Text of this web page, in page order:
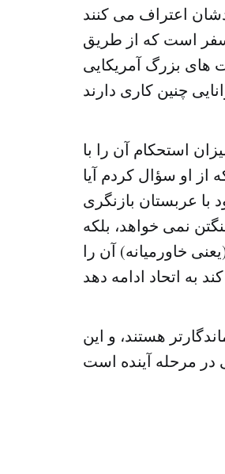
اعتراف می کنند
در این سفر است که از طریق
بزرگ آمریکایی
استحکام آن را با
از او سؤال کردم آیا
با عربستان بازنگری
نمی خواهد، بلکه
خاورمیانه) آن را
هستند، و این